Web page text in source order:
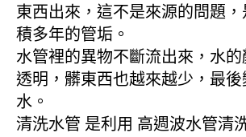
東西出來，這不是來源的問題
積多年的管垢。
水管裡的異物不斷流出來，水
透明，髒東西也越來越少，最
水。
清洗水管 是利用 高週波水管清